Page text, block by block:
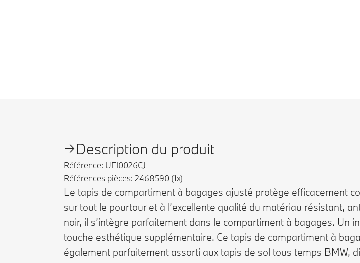
Description du produit
Référence: UEI0026CJ
Références pièces: 2468590 (1x)
Le tapis de compartiment à bagages ajusté protège efficacement
sur tout le pourtour et à l’excellente qualité du matériau résistant,
noir, il s’intègre parfaitement dans le compartiment à bagages. Un
touche esthétique supplémentaire. Ce tapis de compartiment à
également parfaitement assorti aux tapis de sol tous temps BMW,